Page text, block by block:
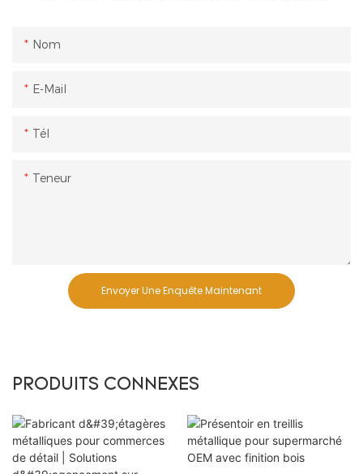
Nom
E-Mail
Tél
Teneur
Envoyer Une Enquête Maintenant
PRODUITS CONNEXES